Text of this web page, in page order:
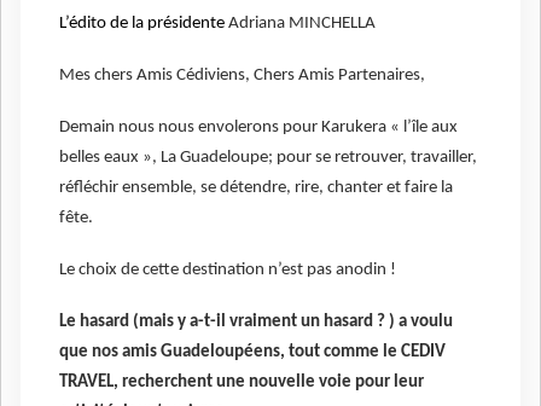
L’édito de la présidente Adriana MINCHELLA
Mes chers Amis Cédiviens, Chers Amis Partenaires,
Demain nous nous envolerons pour Karukera « l’île aux
belles eaux », La Guadeloupe; pour se retrouver, travailler,
réfléchir ensemble, se détendre, rire, chanter et faire la
fête.
Le choix de cette destination n’est pas anodin !
Le hasard (mais y a-t-il vraiment un hasard ? ) a voulu
que nos amis Guadeloupéens, tout comme le CEDIV
TRAVEL, recherchent une nouvelle voie pour leur